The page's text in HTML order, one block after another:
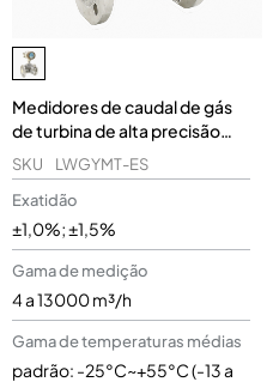
Medidores de caudal de gás
de turbina de alta precisão
(LWGYMT-ES)
SKU
LWGYMT-ES
Exatidão
±1,0%; ±1,5%
Gama de medição
4 a 13000 m³/h
Gama de temperaturas médias
padrão: -25°C~+55°C (-13 a